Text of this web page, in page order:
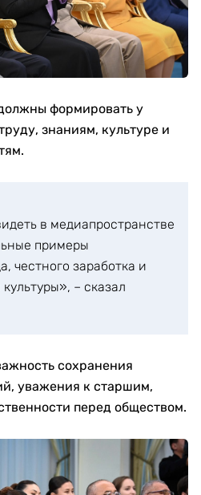
формировать у
знаниям, культуре и
в медиапространстве
примеры
честного заработка и
– сказал
сохранения
уважения к старшим,
перед обществом.